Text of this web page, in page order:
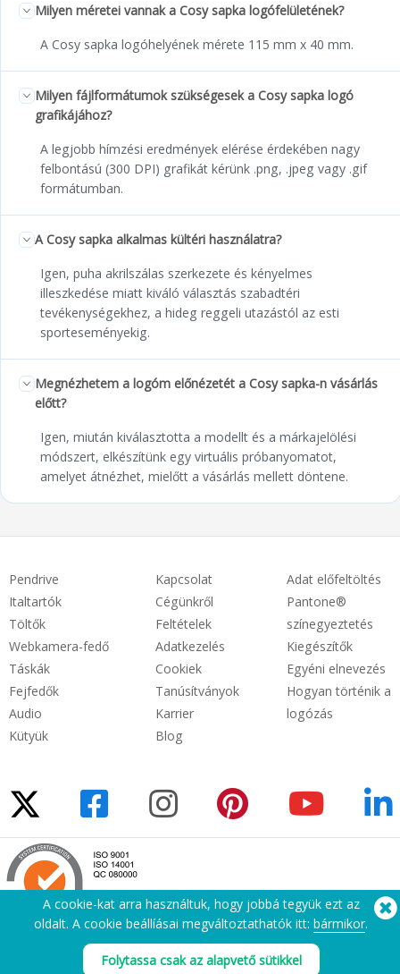
Milyen méretei vannak a Cosy sapka logófelületének?
A Cosy sapka logóhelyének mérete 115 mm x 40 mm.
Milyen fájlformátumok szükségesek a Cosy sapka logó
grafikájához?
A legjobb hímzési eredmények elérése érdekében nagy
felbontású (300 DPI) grafikát kérünk .png, .jpeg vagy .gif
formátumban.
A Cosy sapka alkalmas kültéri használatra?
Igen, puha akrilszálas szerkezete és kényelmes
illeszkedése miatt kiváló választás szabadtéri
tevékenységekhez, a hideg reggeli utazástól az esti
sporteseményekig.
Megnézhetem a logóm előnézetét a Cosy sapka-n vásárlás
előtt?
Igen, miután kiválasztotta a modellt és a márkajelölési
módszert, elkészítünk egy virtuális próbanyomatot,
amelyet átnézhet, mielőtt a vásárlás mellett döntene.
Pendrive
Italtartók
Töltők
Webkamera-fedő
Táskák
Fejfedők
Audio
Kütyük
Kapcsolat
Cégünkről
Feltételek
Adatkezelés
Cookiek
Tanúsítványok
Karrier
Blog
Adat előfeltöltés
Pantone®
színegyeztetés
Kiegészítők
Egyéni elnevezés
Hogyan történik a
logózás
Segítségre van szüksége? Tel:(650) 938-3500 (US)
A cookie-kat arra használtuk, hogy jobbá tegyük ezt az
oldalt. A cookie beállíásai megváltoztathatók itt: bármikor.
Folytassa csak az alapvető sütikkel